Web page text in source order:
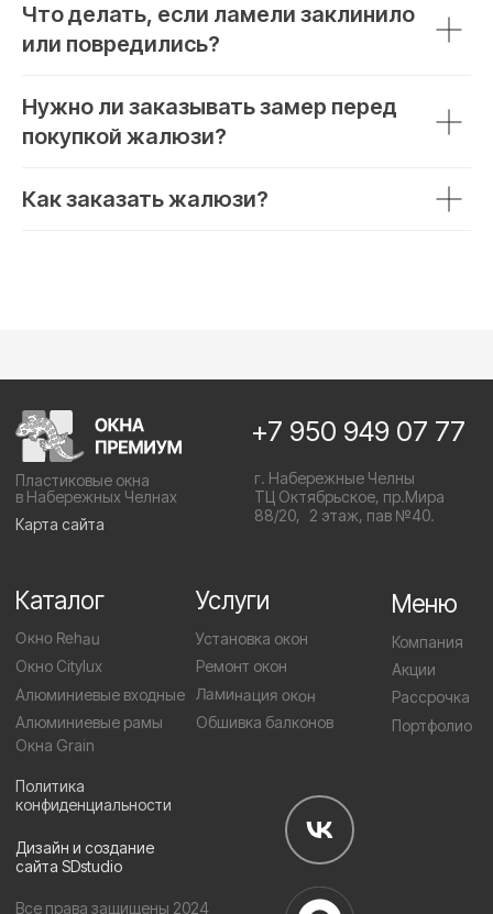
Что делать, если ламели заклинило
или повредились?
Нужно ли заказывать замер перед
покупкой жалюзи?
Как заказать жалюзи?